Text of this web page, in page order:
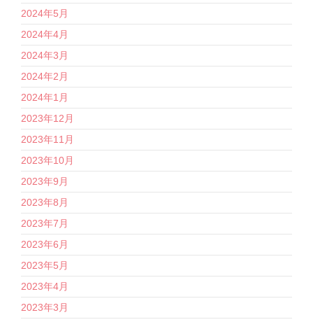
2024年5月
2024年4月
2024年3月
2024年2月
2024年1月
2023年12月
2023年11月
2023年10月
2023年9月
2023年8月
2023年7月
2023年6月
2023年5月
2023年4月
2023年3月